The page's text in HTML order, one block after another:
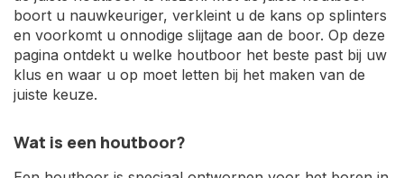
boort u nauwkeuriger, verkleint u de kans op splinters
en voorkomt u onnodige slijtage aan de boor. Op deze
pagina ontdekt u welke houtboor het beste past bij uw
klus en waar u op moet letten bij het maken van de
juiste keuze.
Wat is een houtboor?